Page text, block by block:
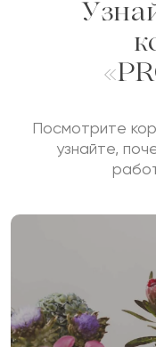
Посмотрите
узнайте,